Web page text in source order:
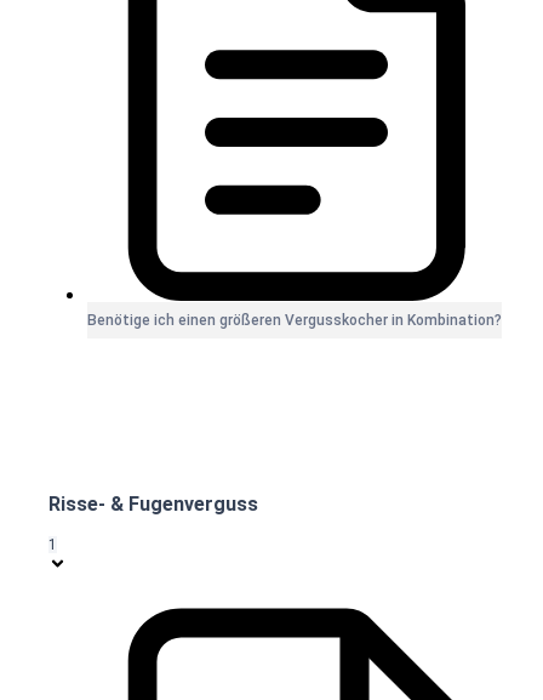
Benötige ich einen größeren Vergusskocher in Kombination?
Risse- & Fugenverguss
1